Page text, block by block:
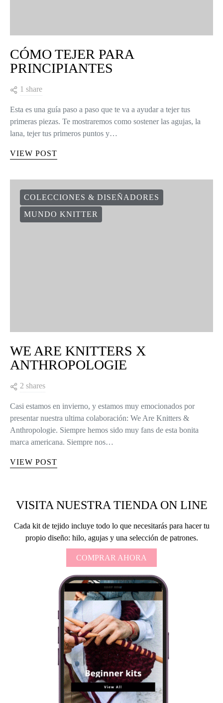
CÓMO TEJER PARA
PRINCIPIANTES
1 share
Esta es una guía paso a paso que te va a ayudar a tejer tus
primeras piezas. Te mostraremos como sostener las agujas, la
lana, tejer tus primeros puntos y…
VIEW POST
COLECCIONES & DISEÑADORES
MUNDO KNITTER
WE ARE KNITTERS X
ANTHROPOLOGIE
2 shares
Casi estamos en invierno, y estamos muy emocionados por
presentar nuestra ultima colaboración: We Are Knitters &
Anthropologie. Siempre hemos sido muy fans de esta bonita
marca americana. Siempre nos…
VIEW POST
VISITA NUESTRA TIENDA ON LINE
Cada kit de tejido incluye todo lo que necesitarás para hacer tu
propio diseño: hilo, agujas y una selección de patrones.
COMPRAR AHORA